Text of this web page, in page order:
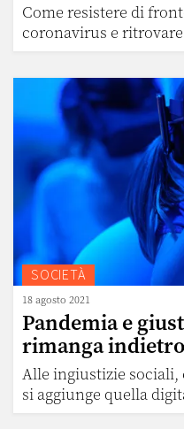
Come resistere di
coronavirus e
SOCIETÀ
18 agosto 2021
Pandemia e
rimanga indietro
Alle ingiustizie sociali,
si aggiunge quella